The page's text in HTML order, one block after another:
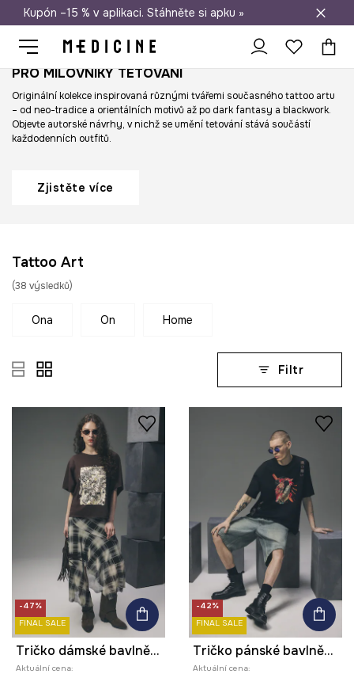
Doprava zdarma při nákupu nad 1 200 Kč
Kupón –15 % v aplikaci. Stáhněte si apku »
PRO MILOVNÍKY TETOVÁNÍ
Originální kolekce inspirovaná různými tvářemi současného tattoo artu
– od neo-tradice a orientálních motivů až po dark fantasy a blackwork.
Objevte autorské návrhy, v nichž se umění tetování stává součástí
každodenních outfitů.
Zjistěte více
Tattoo Art
(38 výsledků)
ona on home
Filtr
-47%
FINAL SALE
Tričko dámské bavlněné z kolekce Tattoo Art by Mattia Provezza
Aktuální cena:
-42%
FINAL SALE
Tričko pánské bavlněné s potiskem z kolekce Tattoo Art by Tuan Nguyen
Aktuální cena: